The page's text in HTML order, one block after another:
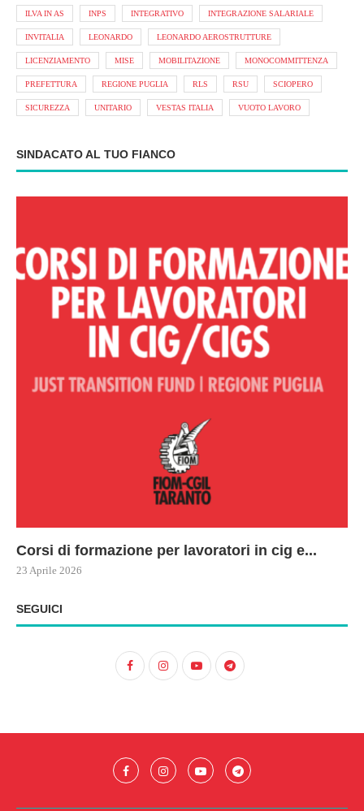
ILVA IN AS INPS INTEGRATIVO INTEGRAZIONE SALARIALE
INVITALIA LEONARDO LEONARDO AEROSTRUTTURE
LICENZIAMENTO MISE MOBILITAZIONE MONOCOMMITTENZA
PREFETTURA REGIONE PUGLIA RLS RSU SCIOPERO
SICUREZZA UNITARIO VESTAS ITALIA VUOTO LAVORO
SINDACATO AL TUO FIANCO
Corsi di formazione per lavoratori in cig e...
23 Aprile 2026
SEGUICI